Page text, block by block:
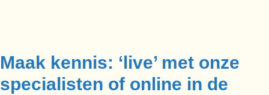
Maak kennis: ‘live’ met onze
specialisten of online in de